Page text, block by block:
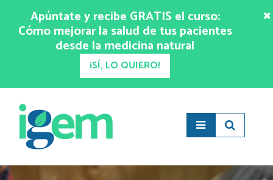
Apúntate y recibe GRATIS el curso:
Cómo mejorar la salud de tus pacientes
desde la medicina natural
¡SÍ, LO QUIERO!